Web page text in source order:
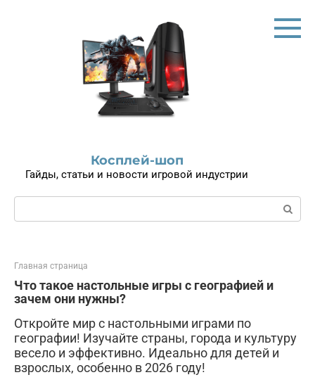
Косплей-шоп
Гайды, статьи и новости игровой индустрии
Поиск:
Главная страница
Что такое настольные игры с географией и
зачем они нужны?
Откройте мир с настольными играми по
географии! Изучайте страны, города и культуру
весело и эффективно. Идеально для детей и
взрослых, особенно в 2026 году!